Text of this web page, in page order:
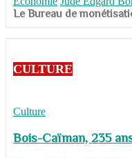
​​​​​​​Le Bureau de
CULTURE
Culture
Bois-Caïman, 235